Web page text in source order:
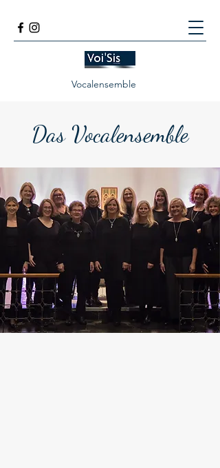
Vocalensemble
Das Vocalensemble